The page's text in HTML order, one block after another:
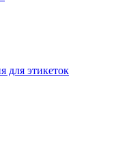
для этикеток